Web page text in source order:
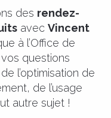
des rendez-
avec Vincent
à l’Office de
questions
l’optimisation de
de l’usage
autre sujet !